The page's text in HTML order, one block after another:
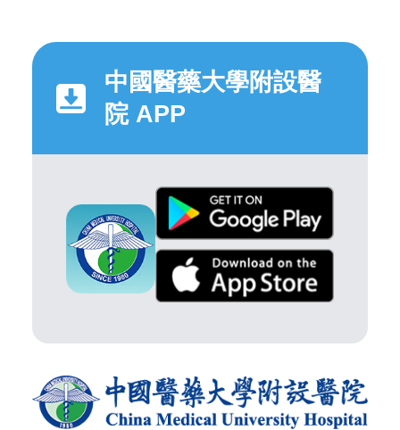
中國醫藥大學附設醫
院 APP